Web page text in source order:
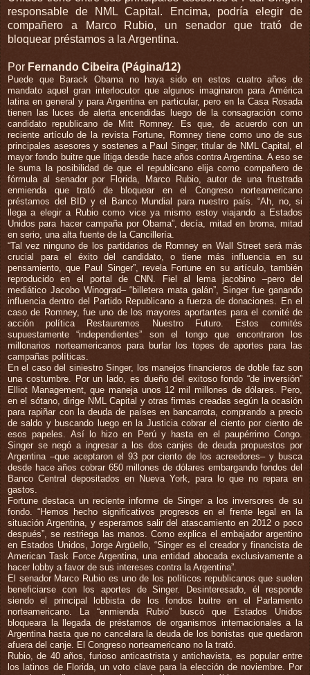
responsable de NML Capital. Encima, podría elegir de
compañero a Marco Rubio, un senador que trató de
bloquear préstamos a la Argentina.
Por Fernando Cibeira (Página/12)
Puede que Barack Obama no haya sido en estos cuatro años de
mandato aquel gran interlocutor que algunos imaginaron para América
latina en general y para Argentina en particular, pero en la Casa Rosada
tienen las luces de alerta encendidas luego de la consagración como
candidato republicano de Mitt Romney. Es que, de acuerdo con un
reciente artículo de la revista Fortune, Romney tiene como uno de sus
principales asesores y sostenes a Paul Singer, titular de NML Capital, el
mayor fondo buitre que litiga desde hace años contra Argentina. A eso se
le suma la posibilidad de que el republicano elija como compañero de
fórmula al senador por Florida, Marco Rubio, autor de una frustrada
enmienda que trató de bloquear en el Congreso norteamericano
préstamos del BID y el Banco Mundial para nuestro país. “Ah, no, si
llega a elegir a Rubio como vice ya mismo estoy viajando a Estados
Unidos para hacer campaña por Obama”, decía, mitad en broma, mitad
en serio, una alta fuente de la Cancillería.
“Tal vez ninguno de los partidarios de Romney en Wall Street será más
crucial para el éxito del candidato, o tiene más influencia en su
pensamiento, que Paul Singer”, revela Fortune en su artículo, también
reproducido en el portal de CNN. Fiel al lema jacobino –pero del
mediático Jacobo Winograd– “billetera mata galán”, Singer fue ganando
influencia dentro del Partido Republicano a fuerza de donaciones. En el
caso de Romney, fue uno de los mayores aportantes para el comité de
acción política Restauremos Nuestro Futuro. Estos comités
supuestamente “independientes” son el tongo que encontraron los
millonarios norteamericanos para burlar los topes de aportes para las
campañas políticas.
En el caso del siniestro Singer, los manejos financieros de doble faz son
una costumbre. Por un lado, es dueño del exitoso fondo “de inversión”
Elliot Management, que maneja unos 12 mil millones de dólares. Pero,
en el sótano, dirige NML Capital y otras firmas creadas según la ocasión
para rapiñar con la deuda de países en bancarrota, comprando a precio
de saldo y buscando luego en la Justicia cobrar el ciento por ciento de
esos papeles. Así lo hizo en Perú y hasta en el paupérrimo Congo.
Singer se negó a ingresar a los dos canjes de deuda propuestos por
Argentina –que aceptaron el 93 por ciento de los acreedores– y busca
desde hace años cobrar 650 millones de dólares embargando fondos del
Banco Central depositados en Nueva York, para lo que no repara en
gastos.
Fortune destaca un reciente informe de Singer a los inversores de su
fondo. “Hemos hecho significativos progresos en el frente legal en la
situación Argentina, y esperamos salir del atascamiento en 2012 o poco
después”, se restriega las manos. Como explica el embajador argentino
en Estados Unidos, Jorge Argüello, “Singer es el creador y financista de
American Task Force Argentina, una entidad abocada exclusivamente a
hacer lobby a favor de sus intereses contra la Argentina”.
El senador Marco Rubio es uno de los políticos republicanos que suelen
beneficiarse con los aportes de Singer. Desinteresado, él responde
siendo el principal lobbista de los fondos buitre en el Parlamento
norteamericano. La “enmienda Rubio” buscó que Estados Unidos
bloqueara la llegada de préstamos de organismos internacionales a la
Argentina hasta que no cancelara la deuda de los bonistas que quedaron
afuera del canje. El Congreso norteamericano no la trató.
Rubio, de 40 años, furioso anticastrista y antichavista, es popular entre
los latinos de Florida, un voto clave para la elección de noviembre. Por